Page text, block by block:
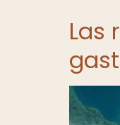
Las